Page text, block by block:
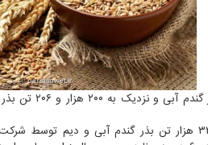
وی اظهار داشت: در این
وی با اشاره به اینکه از سطح زیر کشت مزارع تولید بذر گندم تا کنون ۳۳۸ هزار تن